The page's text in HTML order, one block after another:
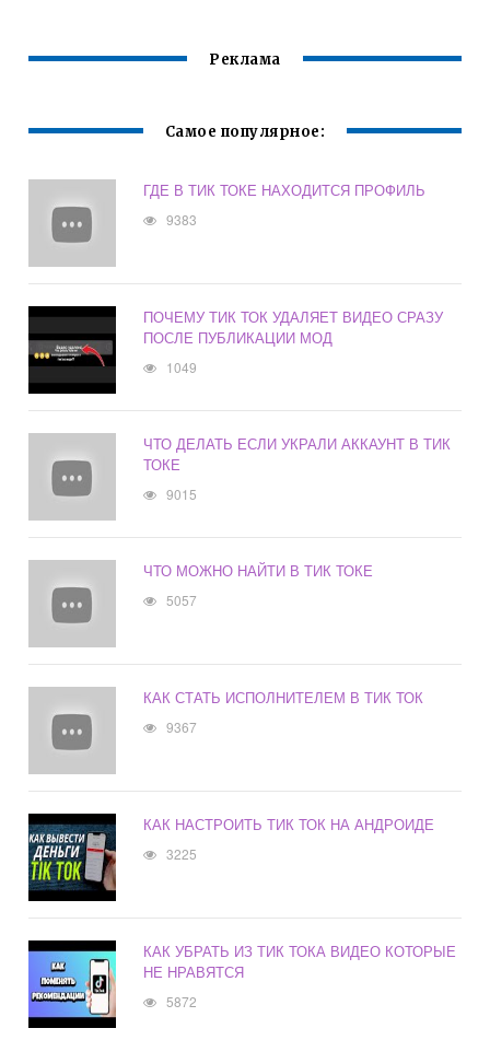
Реклама
Самое популярное:
ГДЕ В ТИК ТОКЕ НАХОДИТСЯ ПРОФИЛЬ
9383
ПОЧЕМУ ТИК ТОК УДАЛЯЕТ ВИДЕО СРАЗУ
ПОСЛЕ ПУБЛИКАЦИИ МОД
1049
ЧТО ДЕЛАТЬ ЕСЛИ УКРАЛИ АККАУНТ В ТИК
ТОКЕ
9015
ЧТО МОЖНО НАЙТИ В ТИК ТОКЕ
5057
КАК СТАТЬ ИСПОЛНИТЕЛЕМ В ТИК ТОК
9367
КАК НАСТРОИТЬ ТИК ТОК НА АНДРОИДЕ
3225
КАК УБРАТЬ ИЗ ТИК ТОКА ВИДЕО КОТОРЫЕ
НЕ НРАВЯТСЯ
5872